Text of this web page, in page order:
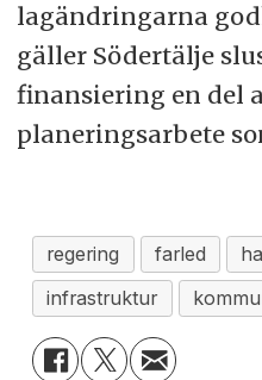
lagändringarna
gäller Södertälje
finansiering en del
planeringsarbete
regering farled
infrastruktur